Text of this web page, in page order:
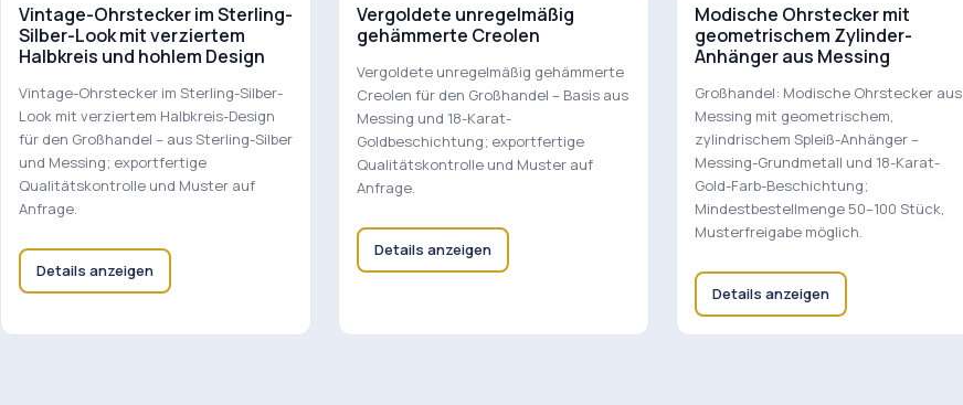
Vintage-Ohrstecker im Sterling-
Silber-Look mit verziertem
Halbkreis und hohlem Design
Vintage-Ohrstecker im Sterling-Silber-
Look mit verziertem Halbkreis-Design
für den Großhandel – aus Sterling-Silber
und Messing; exportfertige
Qualitätskontrolle und Muster auf
Anfrage.
Details anzeigen
Vergoldete unregelmäßig
gehämmerte Creolen
Vergoldete unregelmäßig gehämmerte
Creolen für den Großhandel – Basis aus
Messing und 18-Karat-
Goldbeschichtung; exportfertige
Qualitätskontrolle und Muster auf
Anfrage.
Details anzeigen
Modische Ohrstecker mit
geometrischem Zylinder-
Anhänger aus Messing
Großhandel: Modische Ohrstecker aus
Messing mit geometrischem,
zylindrischem Spleiß-Anhänger –
Messing-Grundmetall und 18-Karat-
Gold-Farb-Beschichtung;
Mindestbestellmenge 50–100 Stück,
Musterfreigabe möglich.
Details anzeigen